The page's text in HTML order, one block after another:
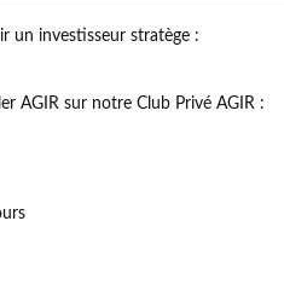
un investisseur stratège :
AGIR sur notre Club Privé AGIR :